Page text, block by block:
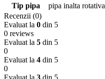
Tip pipa
pipa inalta rotativa
Recenzii (0)
Evaluat la 0 din 5
0 reviews
Evaluat la 5 din 5
0
Evaluat la 4 din 5
0